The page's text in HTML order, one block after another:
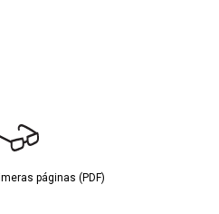
páginas (PDF)